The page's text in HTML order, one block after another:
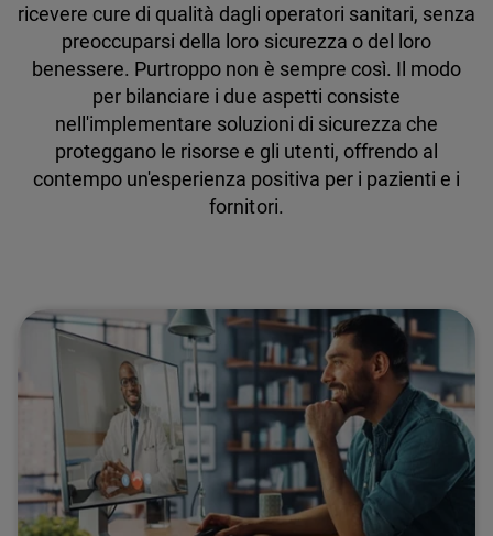
ricevere cure di qualità dagli operatori sanitari, senza
preoccuparsi della loro sicurezza o del loro
benessere. Purtroppo non è sempre così. Il modo
per bilanciare i due aspetti consiste
nell'implementare soluzioni di sicurezza che
proteggano le risorse e gli utenti, offrendo al
contempo un'esperienza positiva per i pazienti e i
fornitori.